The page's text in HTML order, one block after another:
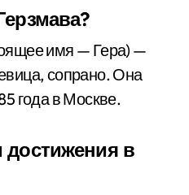
имя — Гера) —
сопрано. Она
года в Москве.
достижения в